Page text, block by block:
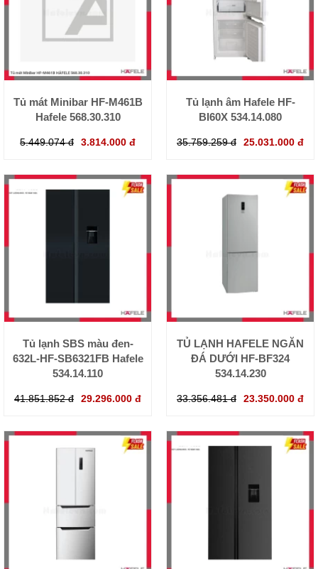
Tủ mát Minibar HF-M461B
Hafele 568.30.310
5.449.074 đ 3.814.000 đ
Tủ lạnh âm Hafele HF-
BI60X 534.14.080
35.759.259 đ 25.031.000 đ
Tủ lạnh SBS màu đen-
632L-HF-SB6321FB Hafele
534.14.110
41.851.852 đ 29.296.000 đ
TỦ LẠNH HAFELE NGĂN
ĐÁ DƯỚI HF-BF324
534.14.230
33.356.481 đ 23.350.000 đ